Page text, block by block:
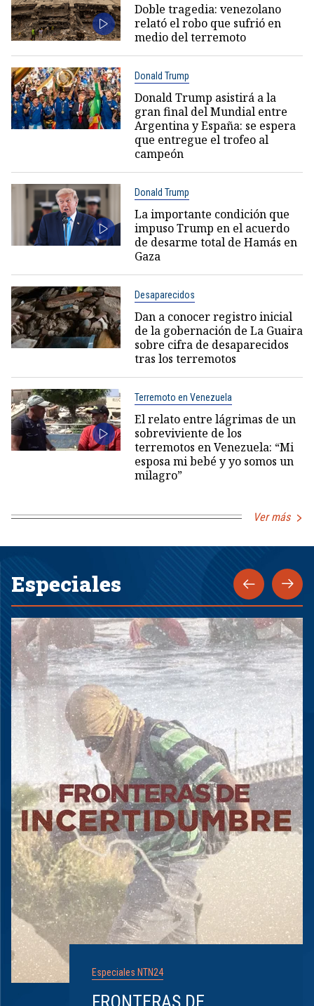
Doble tragedia: venezolano
relató el robo que sufrió en
medio del terremoto
Donald Trump
Donald Trump asistirá a la
gran final del Mundial entre
Argentina y España: se espera
que entregue el trofeo al
campeón
Donald Trump
La importante condición que
impuso Trump en el acuerdo
de desarme total de Hamás en
Gaza
Desaparecidos
Dan a conocer registro inicial
de la gobernación de La Guaira
sobre cifra de desaparecidos
tras los terremotos
Terremoto en Venezuela
El relato entre lágrimas de un
sobreviviente de los
terremotos en Venezuela: “Mi
esposa mi bebé y yo somos un
milagro”
Ver más
Especiales
Especiales NTN24
FRONTERAS DE